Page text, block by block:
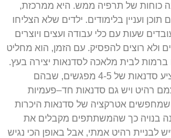
כוחות של תרפיה ממש. היא ממרכזת,
ועניין בלימודים. ילדים שלא הצליחו
שעות עם כלי עבודה ועצים ויוצרים
ולא רוצים להפסיק. עם הזמן, הוא מחליט
ברמות לבית מלאכה לסדנאות יצירה בעץ.
סדנאות של מפגשים, שבהם
רהיט ויש גם סדנאות חד–פעמיות
שמחפשים אטרקציה של סדנאות היכרות
בנויה כך שהמשתתפים מקבלים את
לבניית רהיט אמתי, אבל באופן הכי נגיש